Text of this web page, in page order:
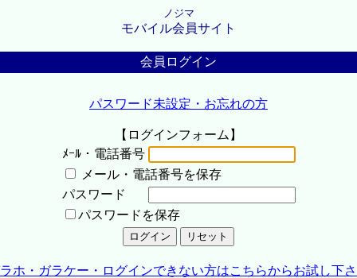
ノジマ
モバイル会員サイト
会員ログイン
パスワード未設定・お忘れの方
【ログインフォーム】
ﾒｰﾙ・電話番号
メール・電話番号を保存
パスワード
パスワードを保存
ホ・ガラケー・ログインできない方はこちらからお試し下